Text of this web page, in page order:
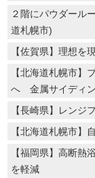
２階にパウダー
道札幌市)
【佐賀県】理想を
【北海道札幌市】
へ 金属サイディ
【長崎県】レンジ
【北海道札幌市】
【福岡県】高断熱
を軽減